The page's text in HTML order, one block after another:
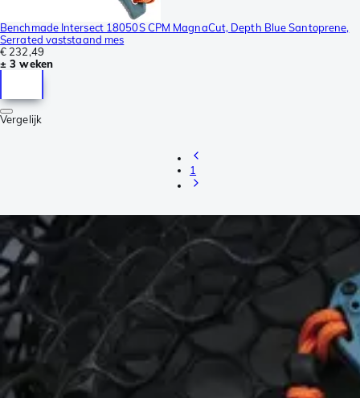
Benchmade Intersect 18050S CPM MagnaCut, Depth Blue Santoprene,
Serrated vaststaand mes
€ 232,49
± 3 weken
Vergelijk
1